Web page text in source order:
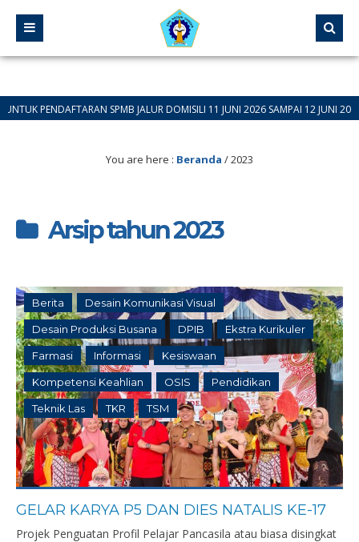
SPMB JALUR DOMISILI 11 JUNI 2026 SAMPAI 12 JUNI 2026
You are here : Beranda /2023
Arsip tahun 2023
Berita Desain Komunikasi Visual
Desain Produksi Busana DPIB Ekstra Kurikuler
Farmasi Informasi Kesiswaan
Kompetensi Keahlian OSIS Pendidikan
Teknik Las TKR TSM
GELAR KARYA P5 DAN DIES NATALIS KE-17
Projek Penguatan Profil Pelajar Pancasila atau biasa disingkat